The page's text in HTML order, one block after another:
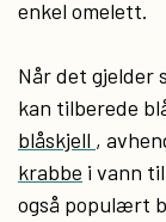
enkel omelett.
Når det gjelder
kan tilberede
blåskjell ,
krabbe i vann
også populært